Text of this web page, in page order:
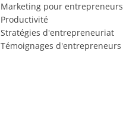
Marketing pour entrepreneurs
Productivité
Stratégies d'entrepreneuriat
Témoignages d'entrepreneurs